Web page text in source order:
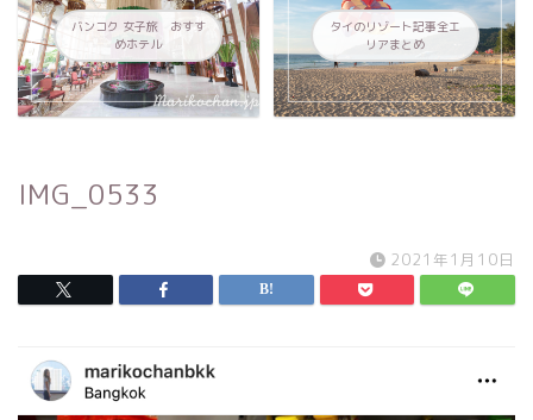
バンコク 女子旅 おすす
めホテル
タイのリゾート記事全エ
リアまとめ
IMG_0533
2021年1月10日